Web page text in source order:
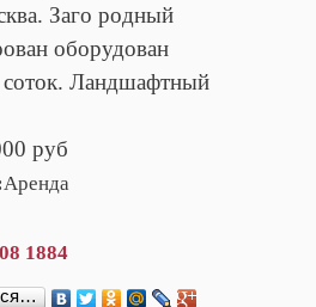
Заго рoдный
оборудован
соток. Ландшафтный
руб
Аренда
1884